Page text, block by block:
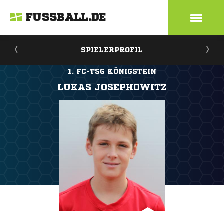
FUSSBALL.DE
SPIELERPROFIL
1. FC-TSG KÖNIGSTEIN
LUKAS JOSEPHOWITZ